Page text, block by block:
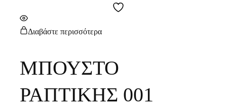
Διαβάστε περισσότερα
ΜΠΟΥΣΤΟ
ΡΑΠΤΙΚΗΣ 001